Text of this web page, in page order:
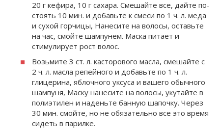
20 г кефира, 10 г сахара. Смешайте все, дайте по­
стоять 10 мин. и добавьте к смеси по 1 ч. л. меда
и сухой горчицы, Нанесите на волосы, оставьте
на час, смойте шампунем. Маска пи­тает и
стимулирует рост волос.
Возьмите 3 ст. л. касторового масла, смешайте с
2 ч. л. масла репейного и добавьте по 1 ч. л.
глицерина, яблочного уксуса и вашего обычного
шампуня, Ма­ску нанесите на волосы, укутайте в
полиэтилен и наденьте банную шапочку. Через
30 мин. смойте, но не обязательно все это время
сидеть в парилке.